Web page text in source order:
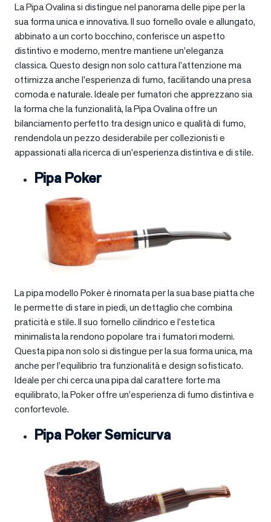
La Pipa Ovalina si distingue nel panorama delle pipe per la
sua forma unica e innovativa. Il suo fornello ovale e allungato,
abbinato a un corto bocchino, conferisce un aspetto
distintivo e moderno, mentre mantiene un’eleganza
classica. Questo design non solo cattura l’attenzione ma
ottimizza anche l’esperienza di fumo, facilitando una presa
comoda e naturale. Ideale per fumatori che apprezzano sia
la forma che la funzionalità, la Pipa Ovalina offre un
bilanciamento perfetto tra design unico e qualità di fumo,
rendendola un pezzo desiderabile per collezionisti e
appassionati alla ricerca di un’esperienza distintiva e di stile.
Pipa Poker
La pipa modello Poker è rinomata per la sua base piatta che
le permette di stare in piedi, un dettaglio che combina
praticità e stile. Il suo fornello cilindrico e l’estetica
minimalista la rendono popolare tra i fumatori moderni.
Questa pipa non solo si distingue per la sua forma unica, ma
anche per l’equilibrio tra funzionalità e design sofisticato.
Ideale per chi cerca una pipa dal carattere forte ma
equilibrato, la Poker offre un’esperienza di fumo distintiva e
confortevole.
Pipa Poker Semicurva